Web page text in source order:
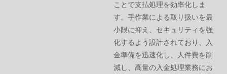
ことで支払処理を効率化しま
す。手作業による取り扱いを最
小限に抑え、セキュリティを強
化するよう設計されており、入
金準備を迅速化し、人件費を削
減し、高量の入金処理業務にお